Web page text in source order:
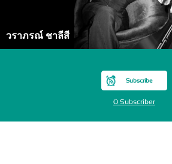
วราภรณ์ ชาลีสี
Subscribe
0 Subscriber